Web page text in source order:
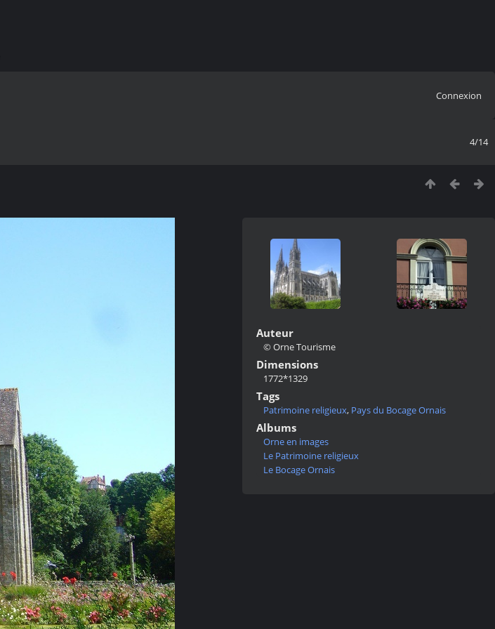
Connexion
4/14
Auteur
© Orne Tourisme
Dimensions
1772*1329
Tags
Patrimoine religieux, Pays du Bocage Ornais
Albums
Orne en images
Le Patrimoine religieux
Le Bocage Ornais